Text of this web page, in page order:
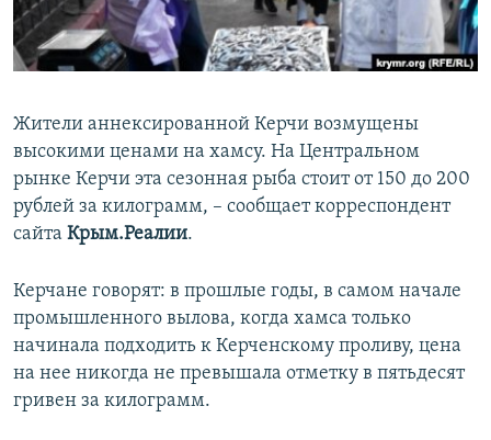
ПОБЕДИТЕЛЕЙ НЕ СУДЯТ?
КРЫМ.НЕПОКОРЕННЫЙ
УКРАИНСКАЯ ПРОБЛЕМА КРЫМА
ПРИСОЕДИНЯЙТЕСЬ!
Все сайты RFE/RL
Жители аннексированной Керчи возмущены
высокими ценами на хамсу. На Центральном
рынке Керчи эта сезонная рыба стоит от 150 до 200
рублей за килограмм, – сообщает корреспондент
сайта Крым.Реалии.
Керчане говорят: в прошлые годы, в самом начале
промышленного вылова, когда хамса только
начинала подходить к Керченскому проливу, цена
на нее никогда не превышала отметку в пятьдесят
гривен за килограмм.